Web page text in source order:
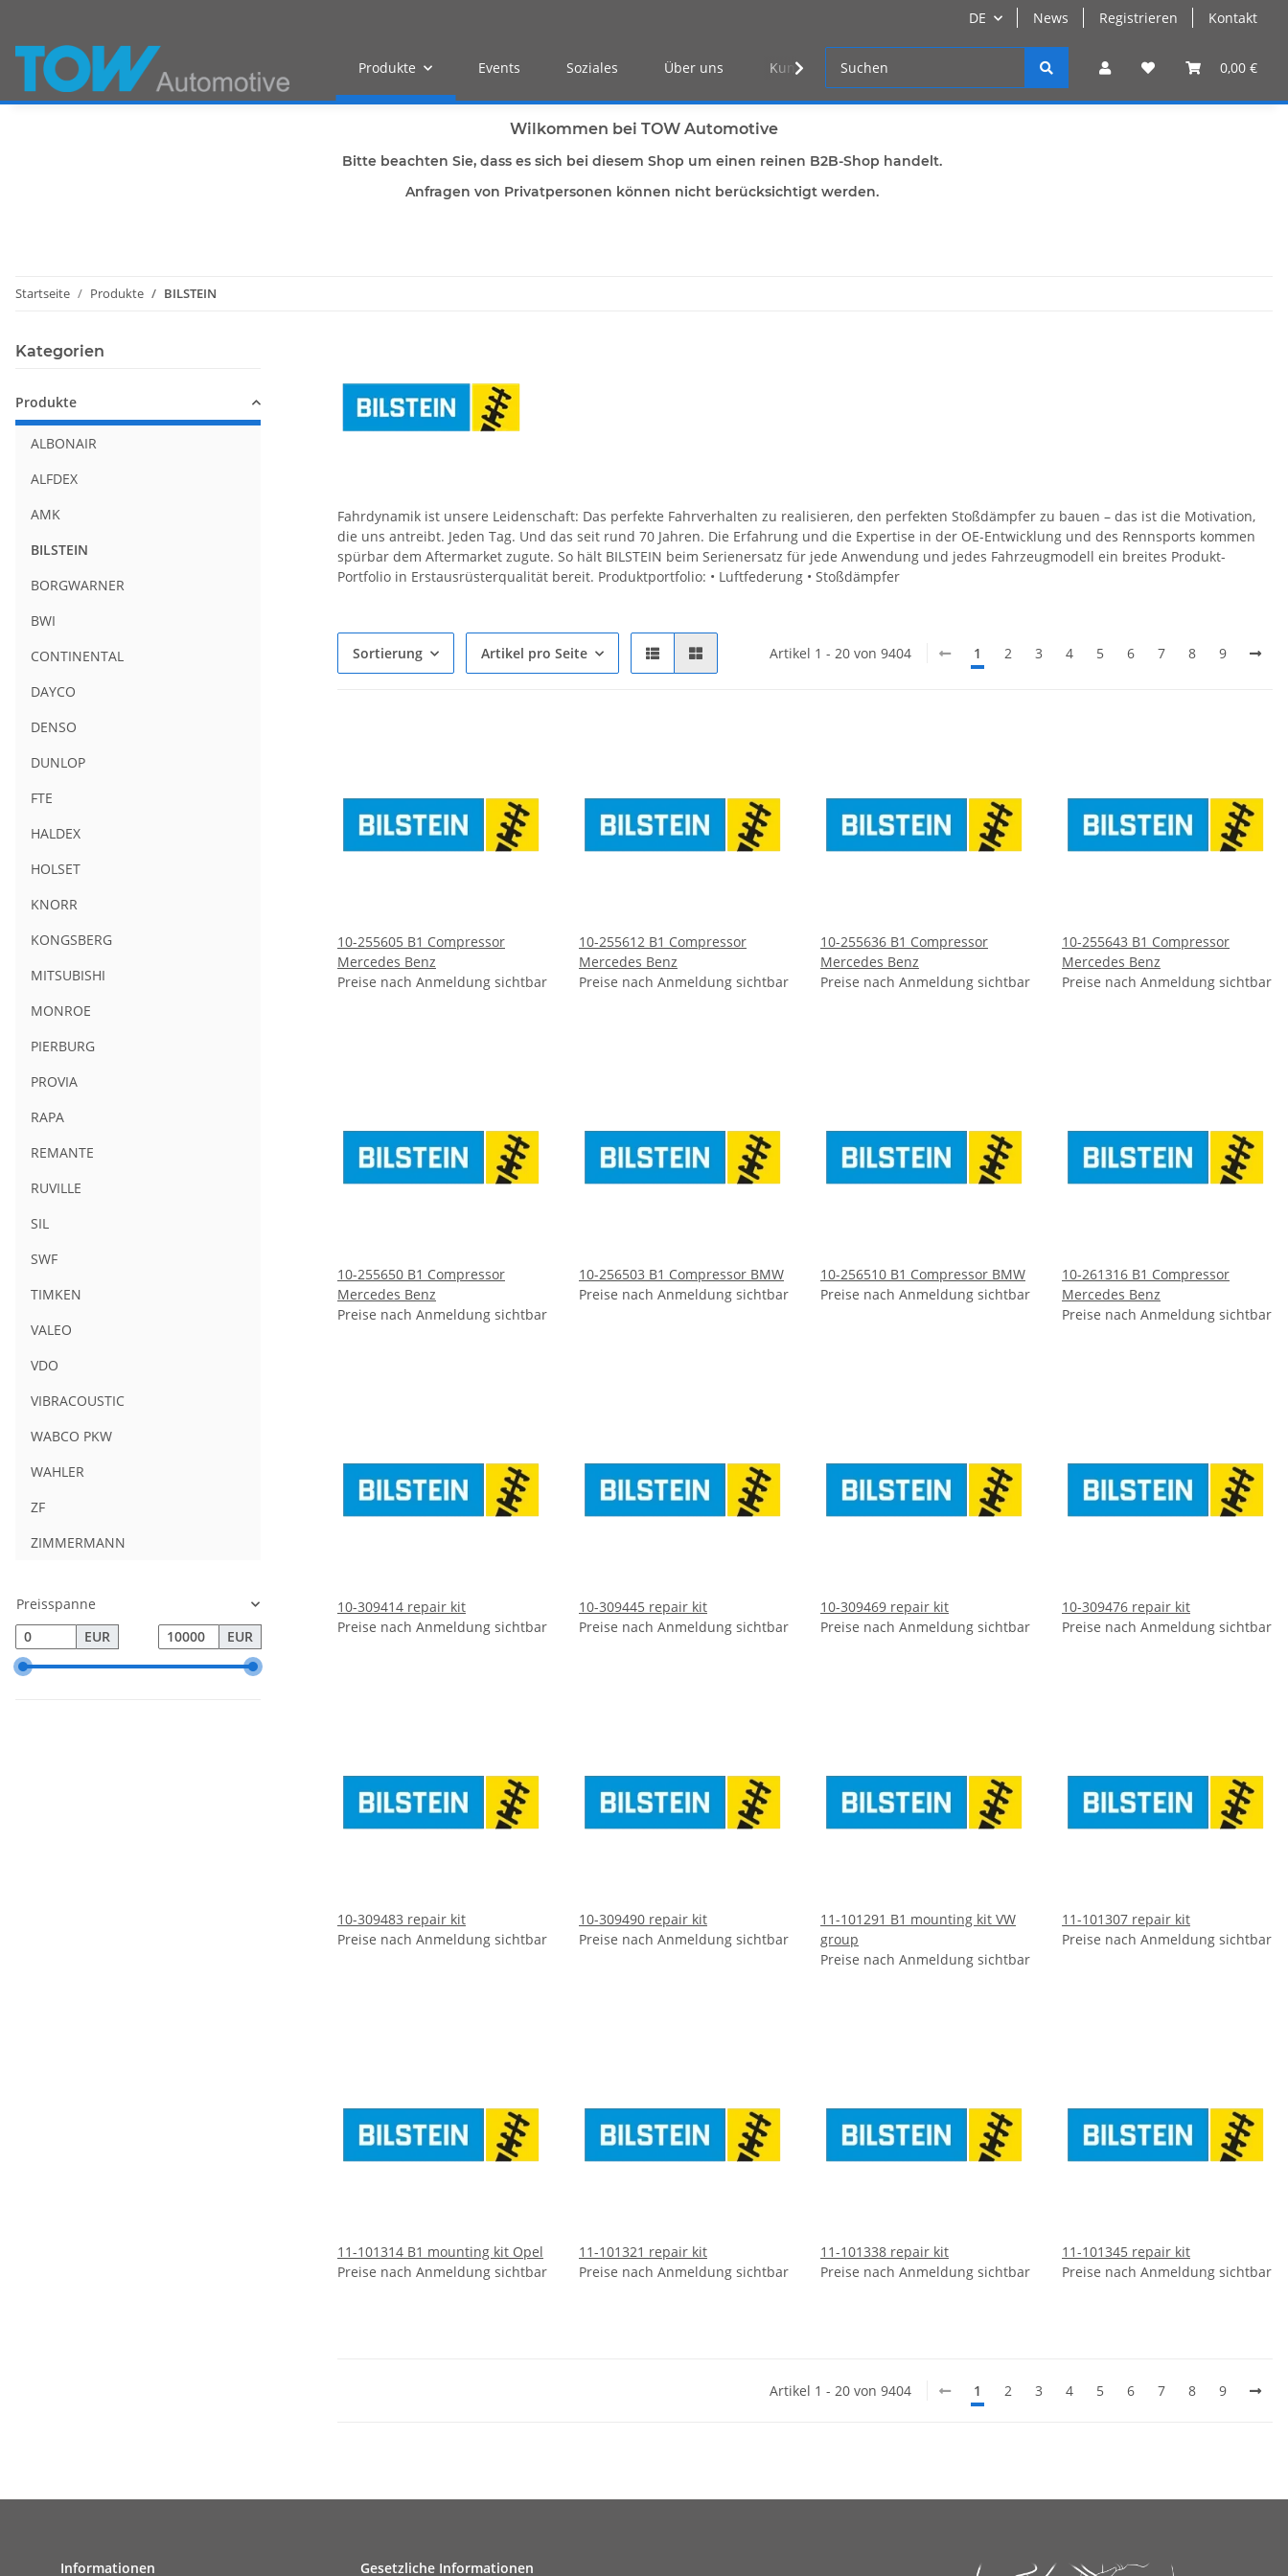
DE News Registrieren Kontakt
0,00 €
Produkte Events Soziales Über uns Kunden Log-in
Wilkommen bei TOW Automotive
Bitte beachten Sie, dass es sich bei diesem Shop um einen reinen B2B-Shop handelt.
Anfragen von Privatpersonen können nicht berücksichtigt werden.
Startseite Produkte BILSTEIN
Fahrdynamik ist unsere Leidenschaft: Das perfekte Fahrverhalten zu realisieren, den perfekten Stoßdämpfer zu bauen – das ist die Motivation,
die uns antreibt. Jeden Tag. Und das seit rund 70 Jahren. Die Erfahrung und die Expertise in der OE-Entwicklung und des Rennsports kommen
spürbar dem Aftermarket zugute. So hält BILSTEIN beim Serienersatz für jede Anwendung und jedes Fahrzeugmodell ein breites Produkt-
Portfolio in Erstausrüsterqualität bereit. Produktportfolio: • Luftfederung • Stoßdämpfer
Sortierung Artikel pro Seite Artikel 1 - 20 von 9404 1 2 3 4 5 6 7 8 9
10-255605 B1 Compressor
Mercedes Benz
Preise nach Anmeldung sichtbar
10-255612 B1 Compressor
Mercedes Benz
Preise nach Anmeldung sichtbar
10-255636 B1 Compressor
Mercedes Benz
Preise nach Anmeldung sichtbar
10-255643 B1 Compressor
Mercedes Benz
Preise nach Anmeldung sichtbar
10-255650 B1 Compressor
Mercedes Benz
Preise nach Anmeldung sichtbar
10-256503 B1 Compressor BMW
Preise nach Anmeldung sichtbar
10-256510 B1 Compressor BMW
Preise nach Anmeldung sichtbar
10-261316 B1 Compressor
Mercedes Benz
Preise nach Anmeldung sichtbar
10-309414 repair kit
Preise nach Anmeldung sichtbar
10-309445 repair kit
Preise nach Anmeldung sichtbar
10-309469 repair kit
Preise nach Anmeldung sichtbar
10-309476 repair kit
Preise nach Anmeldung sichtbar
10-309483 repair kit
Preise nach Anmeldung sichtbar
10-309490 repair kit
Preise nach Anmeldung sichtbar
11-101291 B1 mounting kit VW
group
Preise nach Anmeldung sichtbar
11-101307 repair kit
Preise nach Anmeldung sichtbar
11-101314 B1 mounting kit Opel
Preise nach Anmeldung sichtbar
11-101321 repair kit
Preise nach Anmeldung sichtbar
11-101338 repair kit
Preise nach Anmeldung sichtbar
11-101345 repair kit
Preise nach Anmeldung sichtbar
Artikel 1 - 20 von 9404 1 2 3 4 5 6 7 8 9
Kategorien
Produkte
ALBONAIR
ALFDEX
AMK
BILSTEIN
BORGWARNER
BWI
CONTINENTAL
DAYCO
DENSO
DUNLOP
FTE
HALDEX
HOLSET
KNORR
KONGSBERG
MITSUBISHI
MONROE
PIERBURG
PROVIA
RAPA
REMANTE
RUVILLE
SIL
SWF
TIMKEN
VALEO
VDO
VIBRACOUSTIC
WABCO PKW
WAHLER
ZF
ZIMMERMANN
Preisspanne
EUR
EUR
Informationen Gesetzliche Informationen